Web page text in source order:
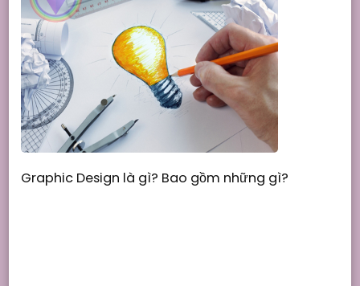
Graphic Design là gì? Bao gồm những gì?